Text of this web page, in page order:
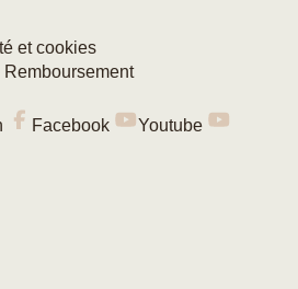
et cookies
Facebook
Youtube